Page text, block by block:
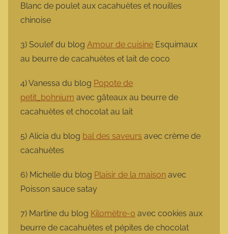
Blanc de poulet aux cacahuètes et nouilles
chinoise
3) Soulef du blog Amour de cuisine Esquimaux
au beurre de cacahuètes et lait de coco
4) Vanessa du blog Popote de
petit_bohnium avec gâteaux au beurre de
cacahuètes et chocolat au lait
5) Alicia du blog bal des saveurs avec crème de
cacahuètes
6) Michelle du blog Plaisir de la maison avec
Poisson sauce satay
7) Martine du blog Kilomètre-0 avec cookies aux
beurre de cacahuètes et pépites de chocolat